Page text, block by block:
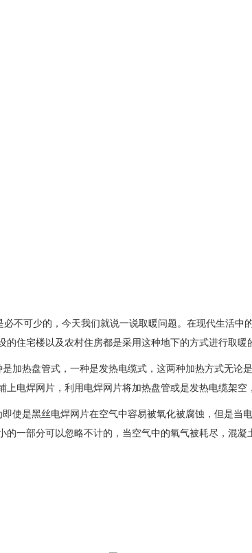
不可少的，今天我们就说一说取暖问题。在现代生活
住宅楼以及农村住房都是采用这种地下的方式进行取暖
热盘管式，一种是发热电缆式，这两种加热方式无论
电焊网片，利用电焊网片将加热盘管或是发热电缆架
是黑丝电焊网片在空气中容易被氧化被腐蚀，但是当
一部分可以忽略不计的，当空气中的氧气被耗尽，混